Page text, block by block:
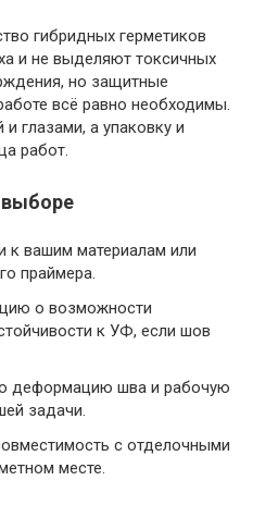
гибридных герметиков
и не выделяют токсичных
но защитные
всё равно необходимы.
глазами, а упаковку и
работ.
выборе
к вашим материалам или
праймера.
о возможности
к УФ, если шов
деформацию шва и рабочую
задачи.
с отделочными
месте.